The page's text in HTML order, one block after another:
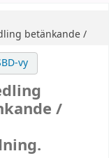
betänkande /
vy
/